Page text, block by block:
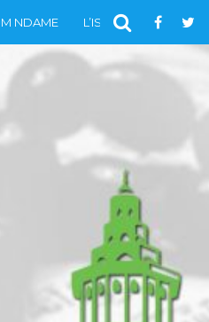
NDAME L’ISLAM VIDÉOS